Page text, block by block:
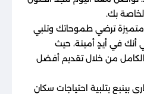
بك.
متميزة ترضي طموحاتك وتلبي
أنك في أيدٍ أمينة، حيث
من خلال تقديم أفضل
بينبع بتلبية احتياجات سكان